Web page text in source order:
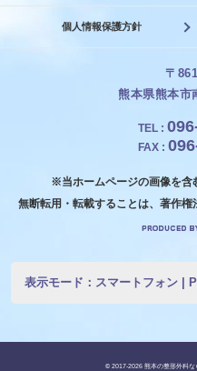
個人情報保護方針
〒
熊本県熊本市
TEL :
FAX :
※当ホームページの画像を含
無断転用・転載することは、著作権
表示モード： スマートフォン
© 2017-2026 熊本の整形外科な